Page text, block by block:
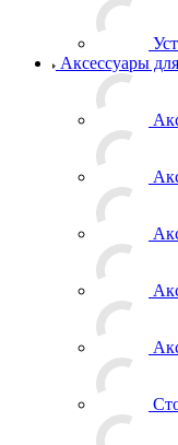
Аксессуары